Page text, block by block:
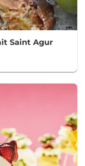
Saint Agur